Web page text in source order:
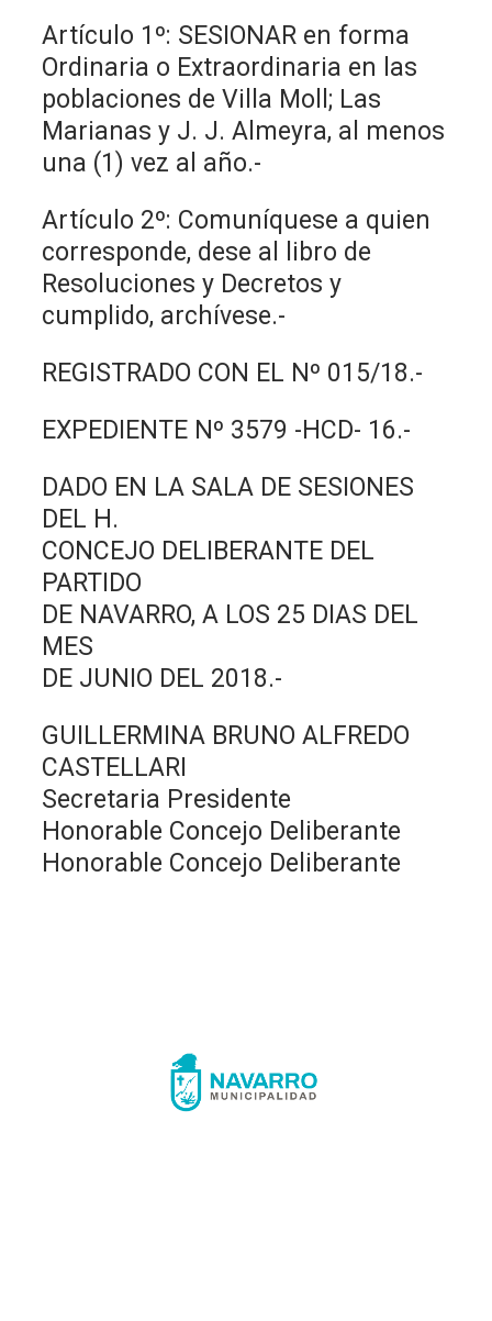
Artículo 1º: SESIONAR en forma
Ordinaria o Extraordinaria en las
poblaciones de Villa Moll; Las
Marianas y J. J. Almeyra, al menos
una (1) vez al año.-
Artículo 2º: Comuníquese a quien
corresponde, dese al libro de
Resoluciones y Decretos y
cumplido, archívese.-
REGISTRADO CON EL Nº 015/18.-
EXPEDIENTE Nº 3579 -HCD- 16.-
DADO EN LA SALA DE SESIONES
DEL H.
CONCEJO DELIBERANTE DEL
PARTIDO
DE NAVARRO, A LOS 25 DIAS DEL
MES
DE JUNIO DEL 2018.-
GUILLERMINA BRUNO ALFREDO
CASTELLARI
Secretaria Presidente
Honorable Concejo Deliberante
Honorable Concejo Deliberante